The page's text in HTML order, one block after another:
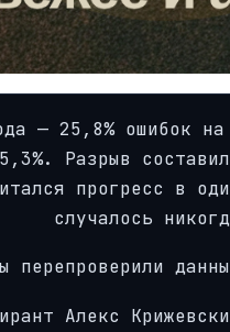
— 25,8% ошибок
Разрыв
прогресс в
случалось
перепроверили
Алекс